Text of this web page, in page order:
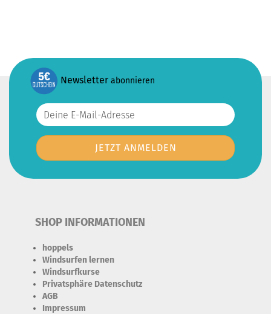
Newsletter abonnieren
SHOP INFORMATIONEN
hoppels
Windsurfen lernen
Windsurfkurse
Privatsphäre Datenschutz
AGB
Impressum